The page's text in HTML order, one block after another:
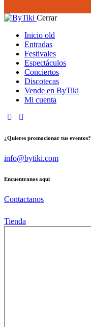
Cerrar
Inicio old
Entradas
Festivales
Espectáculos
Conciertos
Discotecas
Vende en ByTiki
Mi cuenta
instagram
tik-
¿Quieres promocionar tus eventos?
info@bytiki.com
Encuentranos aquí
Contactanos
Tienda